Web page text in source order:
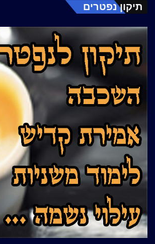
תיקון נפטרים